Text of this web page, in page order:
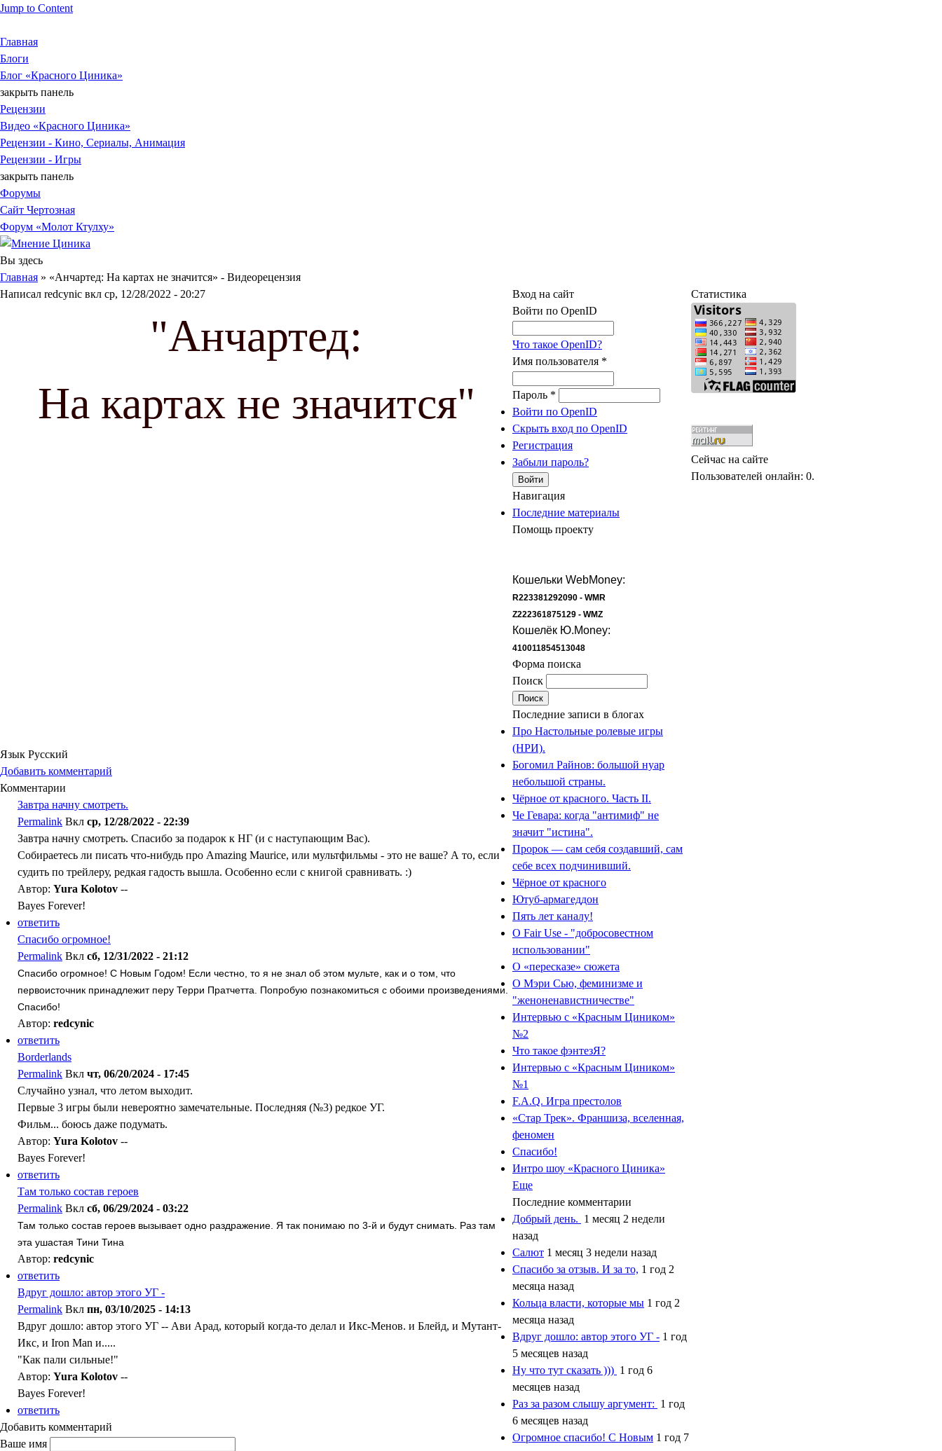
Jump to Content
Главная
Блоги
Блог «Красного Циника»
закрыть панель
Рецензии
Видео «Красного Циника»
Рецензии - Кино, Сериалы, Анимация
Рецензии - Игры
закрыть панель
Форумы
Сайт Чертозная
Форум «Молот Ктулху»
Вы здесь
Главная » «Анчартед: На картах не значится» - Видеорецензия
Написал redcynic вкл ср, 12/28/2022 - 20:27
"Анчартед:
На картах не значится"
Язык Русский
Добавить комментарий
Комментарии
Завтра начну смотреть.
Permalink Вкл ср, 12/28/2022 - 22:39
Завтра начну смотреть. Спасибо за подарок к НГ (и с наступающим Вас).
Собираетесь ли писать что-нибудь про Amazing Maurice, или мультфильмы - это не ваше? А то, если
судить по трейлеру, редкая гадость вышла. Особенно если с книгой сравнивать. :)
Автор: Yura Kolotov --
Bayes Forever!
ответить
Спасибо огромное!
Permalink Вкл сб, 12/31/2022 - 21:12
Спасибо огромное! С Новым Годом! Если честно, то я не знал об этом мульте, как и о том, что
первоисточник принадлежит перу Терри Пратчетта. Попробую познакомиться с обоими произведениями.
Спасибо!
Автор: redcynic
ответить
Borderlands
Permalink Вкл чт, 06/20/2024 - 17:45
Случайно узнал, что летом выходит.
Первые 3 игры были невероятно замечательные. Последняя (№3) редкое УГ.
Фильм... боюсь даже подумать.
Автор: Yura Kolotov --
Bayes Forever!
ответить
Там только состав героев
Permalink Вкл сб, 06/29/2024 - 03:22
Там только состав героев вызывает одно раздражение. Я так понимаю по 3-й и будут снимать. Раз там
эта ушастая Тини Тина
Автор: redcynic
ответить
Вдруг дошло: автор этого УГ -
Permalink Вкл пн, 03/10/2025 - 14:13
Вдруг дошло: автор этого УГ -- Ави Арад, который когда-то делал и Икс-Менов. и Блейд, и Мутант-
Икс, и Iron Man и.....
"Как пали сильные!"
Автор: Yura Kolotov --
Bayes Forever!
ответить
Добавить комментарий
Ваше имя
Вход на сайт
Войти по OpenID
Что такое OpenID?
Имя пользователя *
Пароль *
Войти по OpenID
Скрыть вход по OpenID
Регистрация
Забыли пароль?
Навигация
Последние материалы
Помощь проекту
Кошельки WebMoney:
R223381292090 - WMR
Z222361875129 - WMZ
Кошелёк Ю.Money:
410011854513048
Форма поиска
Поиск
Последние записи в блогах
Про Настольные ролевые игры
(НРИ).
Богомил Райнов: большой нуар
небольшой страны.
Чёрное от красного. Часть II.
Че Гевара: когда "антимиф" не
значит "истина".
Пророк — сам себя создавший, сам
себе всех подчинивший.
Чёрное от красного
Ютуб-армагеддон
Пять лет каналу!
О Fair Use - "добросовестном
использовании"
О «пересказе» сюжета
О Мэри Сью, феминизме и
"женоненавистничестве"
Интервью с «Красным Циником»
№2
Что такое фэнтезЯ?
Интервью с «Красным Циником»
№1
F.A.Q. Игра престолов
«Стар Трек». Франшиза, вселенная,
феномен
Спасибо!
Интро шоу «Красного Циника»
Еще
Последние комментарии
Добрый день. 1 месяц 2 недели
назад
Салют 1 месяц 3 недели назад
Спасибо за отзыв. И за то, 1 год 2
месяца назад
Кольца власти, которые мы 1 год 2
месяца назад
Вдруг дошло: автор этого УГ - 1 год
5 месяцев назад
Ну что тут сказать ))) 1 год 6
месяцев назад
Раз за разом слышу аргумент: 1 год
6 месяцев назад
Огромное спасибо! С Новым 1 год 7
Статистика
Сейчас на сайте
Пользователей онлайн: 0.